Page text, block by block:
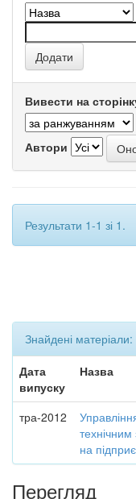
Вивести на
Автори
Результати 1-1 зі 1.
Знайдені матеріали:
Дата
випуску
Назва
тра-2012
на
Перегляд